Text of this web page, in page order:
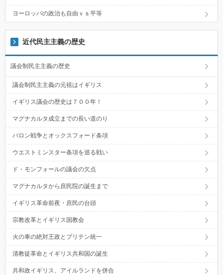
ヨーロッパの政治も自由ｖｓ平等
近代民主主義の歴史
議会制民主主義の歴史
議会制民主主義の元祖はイギリス
イギリス議会の歴史は７００年！
マグナカルタ成立までの長い道のり
バロン戦争とオックスフォード条項
ウエストミンスター条項を巡る戦い
ド・モンフォールの議会の欠点
マグナカルタから庶民院の誕生まで
イギリス革命前夜・庶民の台頭
宗教改革とイギリス国教会
火の車の絶対王政とブリテン統一
清教徒革命とイギリス共和国の誕生
共和政イギリス、アイルランドを併合